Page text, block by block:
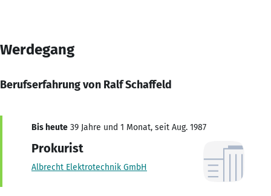
Werdegang
Berufserfahrung von Ralf Schaffeld
Bis heute 39 Jahre und 1 Monat, seit Aug. 1987
Prokurist
Albrecht Elektrotechnik GmbH